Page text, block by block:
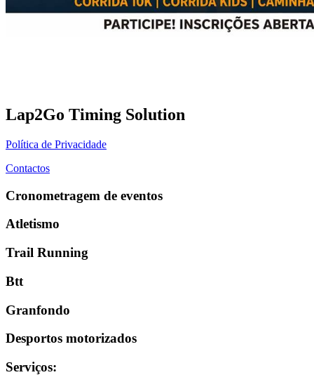
Lap2Go Timing Solution
Política de Privacidade
Contactos
Cronometragem de eventos
Atletismo
Trail Running
Btt
Granfondo
Desportos motorizados
Serviços: